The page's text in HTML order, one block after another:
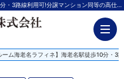
完成‼【ベイルーム海老名ラフィネ】海老名駅徒歩10分・3路線利用可!分譲マンション同等の高仕様で長期安定経営を実現する新築一棟投資戦略【更新】 | 神奈川の不動産投資、新築アパート経営は横濱コーポレーション
ーム海老名ラフィネ】海老名駅徒歩10分・3